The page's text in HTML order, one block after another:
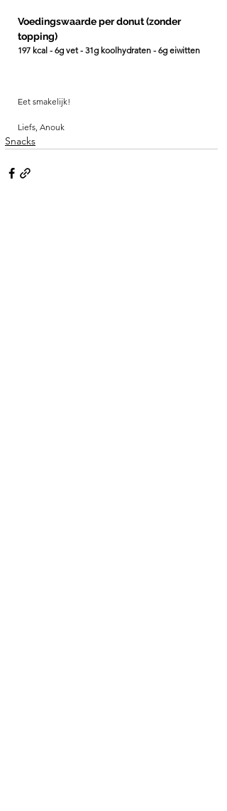
Voedingswaarde per donut (zonder
topping)
197 kcal - 6g vet - 31g koolhydraten - 6g eiwitten
Eet smakelijk!
Liefs, Anouk
Snacks